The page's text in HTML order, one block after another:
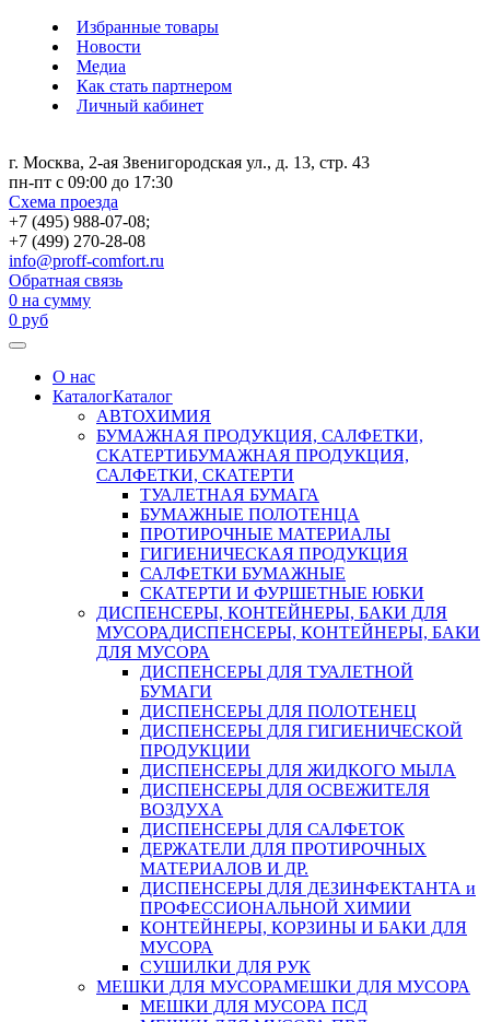
Избранные товары
Новости
Медиа
Как стать партнером
Личный кабинет
г. Москва, 2-ая Звенигородская ул., д. 13, стр. 43
пн-пт с 09:00 до 17:30
Схема проезда
+7 (495) 988-07-08;
+7 (499) 270-28-08
info@proff-comfort.ru
Обратная связь
0 на сумму
0 руб
О нас
КаталогКаталог
АВТОХИМИЯ
БУМАЖНАЯ ПРОДУКЦИЯ, САЛФЕТКИ,
СКАТЕРТИБУМАЖНАЯ ПРОДУКЦИЯ,
САЛФЕТКИ, СКАТЕРТИ
ТУАЛЕТНАЯ БУМАГА
БУМАЖНЫЕ ПОЛОТЕНЦА
ПРОТИРОЧНЫЕ МАТЕРИАЛЫ
ГИГИЕНИЧЕСКАЯ ПРОДУКЦИЯ
САЛФЕТКИ БУМАЖНЫЕ
СКАТЕРТИ И ФУРШЕТНЫЕ ЮБКИ
ДИСПЕНСЕРЫ, КОНТЕЙНЕРЫ, БАКИ ДЛЯ
МУСОРАДИСПЕНСЕРЫ, КОНТЕЙНЕРЫ, БАКИ
ДЛЯ МУСОРА
ДИСПЕНСЕРЫ ДЛЯ ТУАЛЕТНОЙ
БУМАГИ
ДИСПЕНСЕРЫ ДЛЯ ПОЛОТЕНЕЦ
ДИСПЕНСЕРЫ ДЛЯ ГИГИЕНИЧЕСКОЙ
ПРОДУКЦИИ
ДИСПЕНСЕРЫ ДЛЯ ЖИДКОГО МЫЛА
ДИСПЕНСЕРЫ ДЛЯ ОСВЕЖИТЕЛЯ
ВОЗДУХА
ДИСПЕНСЕРЫ ДЛЯ САЛФЕТОК
ДЕРЖАТЕЛИ ДЛЯ ПРОТИРОЧНЫХ
МАТЕРИАЛОВ И ДР.
ДИСПЕНСЕРЫ ДЛЯ ДЕЗИНФЕКТАНТА и
ПРОФЕССИОНАЛЬНОЙ ХИМИИ
КОНТЕЙНЕРЫ, КОРЗИНЫ И БАКИ ДЛЯ
МУСОРА
СУШИЛКИ ДЛЯ РУК
МЕШКИ ДЛЯ МУСОРАМЕШКИ ДЛЯ МУСОРА
МЕШКИ ДЛЯ МУСОРА ПСД